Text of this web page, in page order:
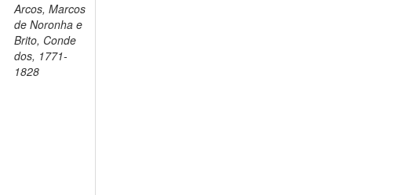
Arcos, Marcos
de Noronha e
Brito, Conde
dos, 1771-
1828